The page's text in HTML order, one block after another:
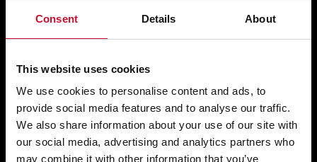
Consent Details About
This website uses cookies
We use cookies to personalise content and ads, to
provide social media features and to analyse our traffic.
We also share information about your use of our site with
our social media, advertising and analytics partners who
may combine it with other information that you’ve